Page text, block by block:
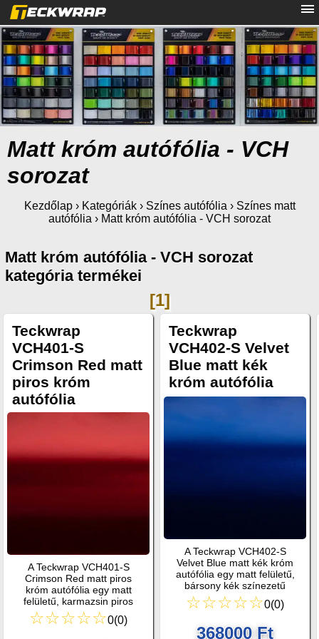
Matt króm autófólia - VCH
sorozat
Kezdőlap› Kategóriák› Színes autófólia› Színes matt
autófólia › Matt króm autófólia - VCH sorozat
Matt króm autófólia - VCH sorozat
kategória termékei
[1]
Teckwrap
VCH401-S
Crimson Red matt
piros króm
autófólia
A Teckwrap VCH401-S
Crimson Red matt piros
króm autófólia egy matt
felületű, karmazsin piros
színezetű karosszéria fólia.
☆☆☆☆☆0(0)
Teckwrap
VCH402-S Velvet
Blue matt kék
króm autófólia
A Teckwrap VCH402-S
Velvet Blue matt kék króm
autófólia egy matt felületű,
bársony kék színezetű
karosszéria fólia.
☆☆☆☆☆0(0)
368000 Ft